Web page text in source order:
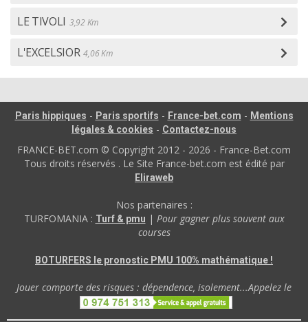
LE TIVOLI 3,92 Km
L'EXCELSIOR 4,06 Km
Paris hippiques - Paris sportifs - France-bet.com - Mentions
légales & cookies - Contactez-nous
FRANCE-BET.com © Copyright 2012 - 2026 - France-Bet.com
Tous droits réservés . Le Site France-bet.com est édité par
Eliraweb
Nos partenaires :
TURFOMANIA : Turf & pmu | Pour gagner plus souvent aux
courses
BOTURFERS le pronostic PMU 100% mathématique !
Jouer comporte des risques : dépendence, isolement...Appelez le